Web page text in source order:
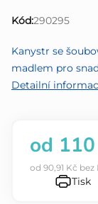
0,0
hvězdiček.
Kód:290295
Kanystr se
madlem pro
Detailní
od
od 90,91 Kč bez
Tisk